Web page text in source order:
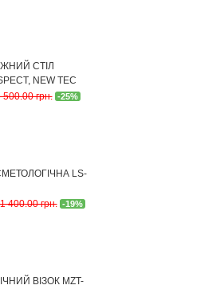
СТІЛ
NEW TEC
500.00 грн. -25%
LS-
400.00 грн. -19%
ВІЗОК MZT-